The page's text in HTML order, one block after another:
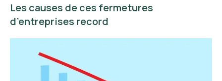
Les causes de ces fermetures
d’entreprises record